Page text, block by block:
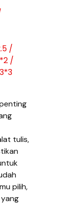
/
/
tulis,
pilih,